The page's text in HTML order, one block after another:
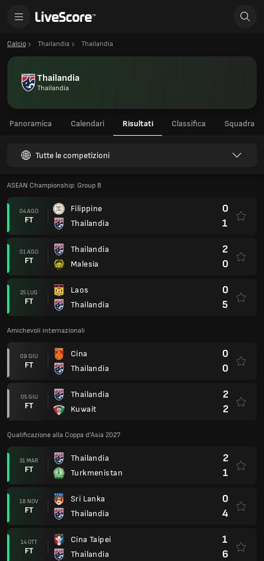
Calcio Thailandia Thailandia
Thailandia
Thailandia
Panoramica Calendari Risultati Classifica Squadra
Tutte le competizioni
ASEAN Championship: Group B
04 AGO
FT
Filippine
Thailandia
0
1
01 AGO
FT
Thailandia
Malesia
2
0
25 LUG
FT
Laos
Thailandia
0
5
Amichevoli internazionali
09 GIU
FT
Cina
Thailandia
0
0
05 GIU
FT
Thailandia
Kuwait
2
2
Qualificazione alla Coppa d'Asia 2027
31 MAR
FT
Thailandia
Turkmenistan
2
1
18 NOV
FT
Sri Lanka
Thailandia
0
4
14 OTT
FT
Cina Taipei
Thailandia
1
6